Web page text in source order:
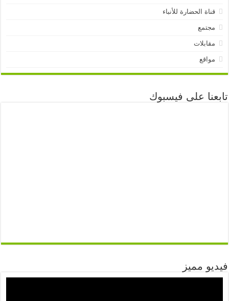
قناة الحضارة للأنباء
مجتمع
مقابلات
مواقع
تابعنا على فيسبوك
فيديو مميز